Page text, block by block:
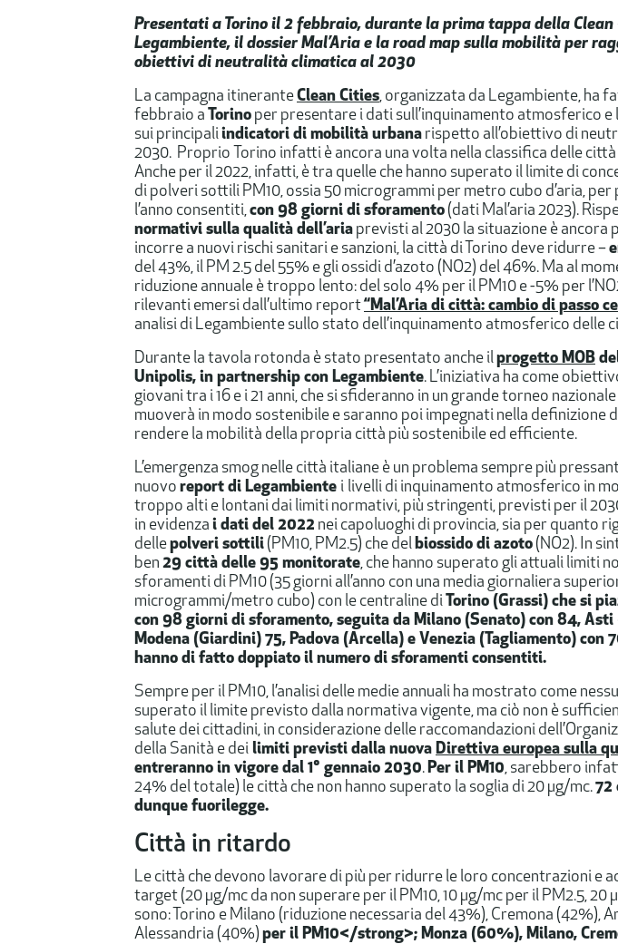
Presentati a Torino il 2 febbraio, durante la prima tappa della Clean
Legambiente, il dossier Mal’Aria e la road map sulla mobilità per
obiettivi di neutralità climatica al 2030
La campagna itineranteClean Cities, organizzata da Legambiente, ha
febbraio a Torino per presentare i dati sull’inquinamento atmosferico
sui principaliindicatori di mobilità urbana rispetto all’obiettivo di
2030. Proprio Torino infatti è ancora una volta nella classifica delle città
Anche per il 2022, infatti, è tra quelle che hanno superato il limite di
di polveri sottili PM10, ossia 50 microgrammi per metro cubo d’aria, per
l’anno consentiti,con 98 giorni di sforamento (dati Mal’aria 2023).
normativi sulla qualità dell’aria previsti al 2030 la situazione è ancora
incorre a nuovi rischi sanitari e sanzioni, la città di Torino deve ridurre –
del 43%, il PM 2.5 del 55% e gli ossidi d’azoto (NO2) del 46%. Ma al
riduzione annuale è troppo lento: del solo 4% per il PM10 e -5% per
rilevanti emersi dall’ultimo report“Mal’Aria di città: cambio di passo
analisi di Legambiente sullo stato dell’inquinamento atmosferico delle
Durante la tavola rotonda è stato presentato anche ilprogetto MOB
Unipolis, in partnership con Legambiente. L’iniziativa ha come
giovani tra i 16 e i 21 anni, che si sfideranno in un grande torneo
muoverà in modo sostenibile e saranno poi impegnati nella definizione
rendere la mobilità della propria città più sostenibile ed efficiente.
L’emergenza smog nelle città italiane è un problema sempre più
nuovo report di Legambiente i livelli di inquinamento atmosferico in
troppo alti e lontani dai limiti normativi, più stringenti, previsti per il
in evidenza i dati del 2022 nei capoluoghi di provincia, sia per quanto
dellepolveri sottili (PM10, PM2.5) che delbiossido di azoto (NO2). In
ben 29 città delle 95 monitorate, che hanno superato gli attuali limiti
sforamenti di PM10 (35 giorni all’anno con una media giornaliera
microgrammi/metro cubo) con le centraline diTorino (Grassi) che si
con 98 giorni di sforamento, seguita da Milano (Senato) con 84, Asti
Modena (Giardini) 75, Padova (Arcella) e Venezia (Tagliamento) con
hanno di fatto doppiato il numero di sforamenti consentiti.
Sempre per il PM10, l’analisi delle medie annuali ha mostrato come
superato il limite previsto dalla normativa vigente, ma ciò non è
salute dei cittadini, in considerazione delle raccomandazioni
della Sanità e dei limiti previsti dalla nuova Direttiva europea sulla
entreranno in vigore dal 1° gennaio 2030.Per il PM10, sarebbero
24% del totale) le città che non hanno superato la soglia di 20 µg/mc.72
dunque fuorilegge.
Città in ritardo
Le città che devono lavorare di più per ridurre le loro concentrazioni e
target (20 µg/mc da non superare per il PM10, 10 µg/mc per il PM2.5, 20
sono: Torino e Milano (riduzione necessaria del 43%), Cremona (42%),
Alessandria (40%)per il PM10</strong>; Monza (60%), Milano,